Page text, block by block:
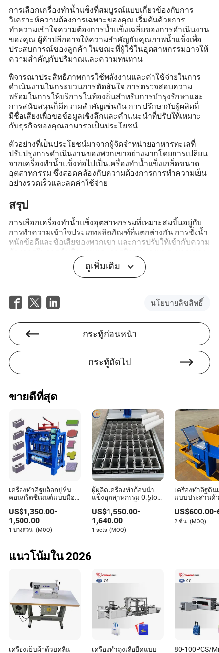
การเลือกเครื่องทำน้ำแข็งที่สมบูรณ์แบบเกี่ยวข้องกับการ
วิเคราะห์ความต้องการเฉพาะของคุณ เริ่มต้นด้วยการ
ทำความเข้าใจความต้องการน้ำแข็งเฉลี่ยของการดำเนินงาน
ของคุณ ผู้ค้าปลีกอาจให้ความสำคัญกับคุณภาพน้ำแข็งเพื่อ
ประสบการณ์ของลูกค้า ในขณะที่ผู้ใช้ในอุตสาหกรรมอาจให้
ความสำคัญกับปริมาณและความทนทาน
พิจารณาประสิทธิภาพการใช้พลังงานและค่าใช้จ่ายในการ
ดำเนินงานในกระบวนการตัดสินใจ การตรวจสอบความ
พร้อมในการให้บริการในท้องถิ่นสำหรับการบำรุงรักษาและ
การสนับสนุนก็มีความสำคัญเช่นกัน การปรึกษากับผู้ผลิตที่
มีชื่อเสียงเพื่อขอข้อมูลเชิงลึกและคำแนะนำที่ปรับให้เหมาะ
กับธุรกิจของคุณสามารถเป็นประโยชน์
ตัวอย่างที่เป็นประโยชน์มาจากผู้จัดจำหน่ายอาหารทะเลที่
ปรับปรุงการดำเนินงานของพวกเขาอย่างมากโดยการเปลี่ยน
จากเครื่องทำน้ำแข็งท่อไปเป็นเครื่องทำน้ำแข็งเกล็ดขนาด
อุตสาหกรรม ซึ่งสอดคล้องกับความต้องการการทำความเย็น
อย่างรวดเร็วและลดค่าใช้จ่าย
สรุป
การเลือกเครื่องทำน้ำแข็งอุตสาหกรรมที่เหมาะสมขึ้นอยู่กับ
การทำความเข้าใจประเภทผลิตภัณฑ์ที่แตกต่างกัน การชั่งน้ำ
หนักข้อดีและข้อเสียของพวกเขา และการปรับให้เข้ากับความ
ต้องการในการดำเนินงานและการพิจารณางบประมาณของ
คุณ โดยการลงทุนเวลาในการวิจัยและปรึกษาผู้เชี่ยวชาญใน
อุตสาหกรรม ธุรกิจสามารถจัดหาเครื่องจักรที่เพิ่ม
ประสิทธิภาพและศักยภาพการเติบโตของพวกเขา
คำถามที่พบบ่อย
เครื่องทำน้ำแข็งประเภทใดที่มีประสิทธิภาพพลังงานมาก
ที่สุด?
เครื่องทำน้ำแข็งเกล็ดมักจะมีประสิทธิภาพพลังงานมากกว่า
เนื่องจากเวลาการผลิตที่รวดเร็วและความสามารถในการใช้
พลังงานน้อยลงต่อหน่วยน้ำแข็ง
การบำรุงรักษาเป็นประจำควรทำอย่างน้อยทุกหกเดือน แต่สิ่ง
นี้อาจแตกต่างกันไปขึ้นอยู่กับรุ่นและความถี่ในการใช้งาน
ฉันสามารถใช้เครื่องทำน้ำแข็งบล็อกในครัวเชิงพาณิชย์ได้
หรือไม่?
แม้จะเป็นไปได้ แต่เครื่องทำน้ำแข็งบล็อกมักจะไม่ค่อยเหมาะ
สมสำหรับครัวเชิงพาณิชย์เนื่องจากขนาดที่ใหญ่กว่าและเวลา
การผลิตที่ช้ากว่าเมื่อเทียบกับประเภทอื่น ๆ
Yara Townsend
ผู้เขียน
ยารา ทาวน์เซนด์ เป็นนักเขียนบทความที่มีประสบการณ์
ส่วนประกอบอุตสาหกรรม เธอเชี่ยวชาญในการประเมิน
การรับประกันสินค้าและข้อตกลงการบริการ โดยให้คำ
แนะนำที่มีประโยชน์และปฏิบัติได้จริงแก่ผู้อ่านในการนำ
ทางในพื้นที่ที่ซับซ้อนเหล่านี้
ดูเพิ่มเติม
นโยบายลิขสิทธิ์
กระทู้ก่อนหน้า
กระทู้ถัดไป
ขายดีที่สุด
เครื่องทำอิฐบล็อกปูพื้น
คอนกรีตซีเมนต์แบบมือ
US$1,350.00-
1,500.00
1 บางส่วน (MOQ)
ผู้ผลิตเครื่องทำก้อนน้ำ
แข็งอุตสาหกรรม 0.5ton
5ton เครื่องทำก้อนน้ำ
แข็ง
US$1,550.00-
1,640.00
1 sets (MOQ)
เครื่องทำอิฐดิน
แบบประสานด้
US$600.00-
2 ชิ้น (MOQ)
แนวโน้มใน 2026
เครื่องเย็บผ้าด้วยคลื่น
เครื่องทำถุงเสื้อยืดแบบ
80-100PCS/